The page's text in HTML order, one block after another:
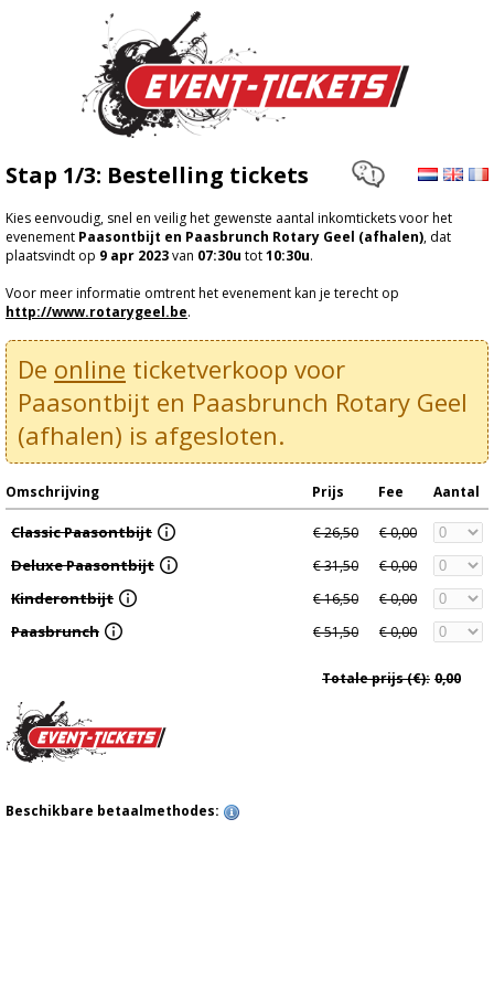
Stap 1/3: Bestelling tickets
Kies eenvoudig, snel en veilig het gewenste aantal inkomtickets voor het
evenement Paasontbijt en Paasbrunch Rotary Geel (afhalen), dat
plaatsvindt op 9 apr 2023van 07:30u tot10:30u.
Voor meer informatie omtrent het evenement kan je terecht op
http://www.rotarygeel.be.
De online ticketverkoop voor
Paasontbijt en Paasbrunch Rotary Geel
(afhalen) is afgesloten.
Omschrijving Prijs Fee Aantal
Classic Paasontbijt € 26,50 € 0,00
Deluxe Paasontbijt € 31,50 € 0,00
Kinderontbijt € 16,50 € 0,00
Paasbrunch € 51,50 € 0,00
Totale prijs (€): 0,00
Beschikbare betaalmethodes: